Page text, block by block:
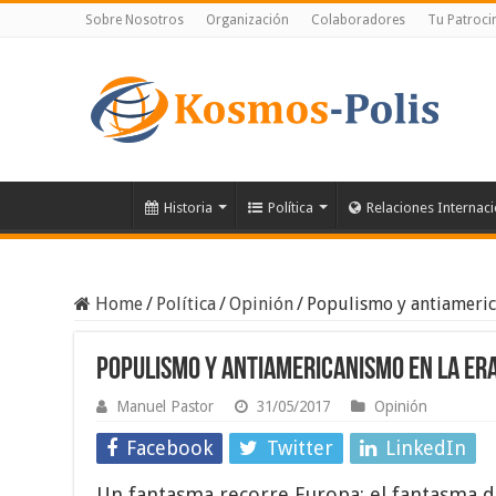
Sobre Nosotros Organización Colaboradores Tu
Historia Política Relaciones
Home/ Política/Opinión/ Populismo y
Populismo y antiamericanismo en la
Manuel Pastor 31/05/2017 Opinión
Facebook Twitter
LinkedIn